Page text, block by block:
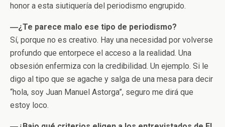
honor a esta siutiquería del periodismo engrupido.
―¿Te parece malo ese tipo de periodismo?
Sí, porque no es creativo. Hay una necesidad por volverse
profundo que entorpece el acceso a la realidad. Una
obsesión enfermiza con la credibilidad. Un ejemplo. Si le
digo al tipo que se agache y salga de una mesa para decir
“hola, soy Juan Manuel Astorga”, seguro me dirá que
estoy loco.